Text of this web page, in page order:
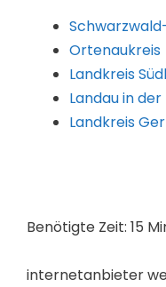
Ortenaukreis
Landkreis
Landau in der
Landkreis
Benötigte Zeit: 15
internetanbieter